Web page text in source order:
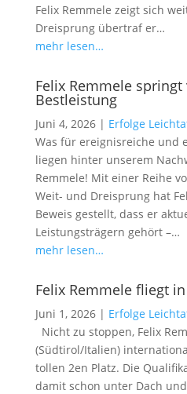
Felix Remmele zeigt sich
Dreisprung übertraf er…
mehr lesen…
Felix Remmele
Bestleistung
Juni 4, 2026| Erfolge
Was für ereignisreiche und
liegen hinter unserem
Remmele! Mit einer Reihe
Weit- und Dreisprung hat
Beweis gestellt, dass er
Leistungsträgern gehört –…
mehr lesen…
Felix Remmele fliegt
Juni 1, 2026| Erfolge
Nicht zu stoppen, Felix
(Südtirol/Italien)
tollen 2en Platz. Die
damit schon unter Dach